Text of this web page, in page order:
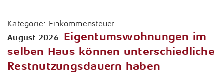
Kategorie: Einkommensteuer
August 2026
Eigentumswohnungen im
selben Haus können unterschiedliche
Restnutzungsdauern haben